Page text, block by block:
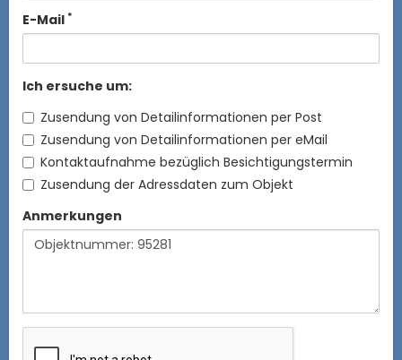
E-Mail *
Ich ersuche um:
Zusendung von Detailinformationen per Post
Zusendung von Detailinformationen per eMail
Kontaktaufnahme bezüglich Besichtigungstermin
Zusendung der Adressdaten zum Objekt
Anmerkungen